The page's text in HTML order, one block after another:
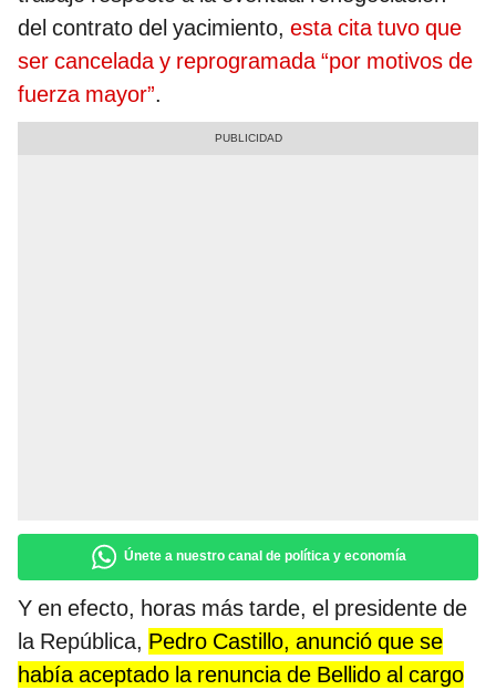
del contrato del yacimiento, esta cita tuvo que
ser cancelada y reprogramada “por motivos de
fuerza mayor”.
Únete a nuestro canal de política y economía
Y en efecto, horas más tarde, el presidente de
la República, Pedro Castillo, anunció que se
había aceptado la renuncia de Bellido al cargo